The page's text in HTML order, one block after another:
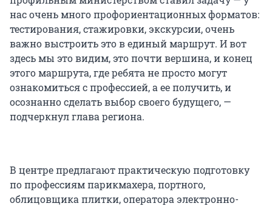
нас очень много профориентационных форматов:
тестирования, стажировки, экскурсии, очень
важно выстроить это в единый маршрут. И вот
здесь мы это видим, это почти вершина, и конец
этого маршрута, где ребята не просто могут
ознакомиться с профессией, а ее получить, и
осознанно сделать выбор своего будущего, —
подчеркнул глава региона.
В центре предлагают практическую подготовку
по профессиям парикмахера, портного,
облицовщика плитки, оператора электронно-